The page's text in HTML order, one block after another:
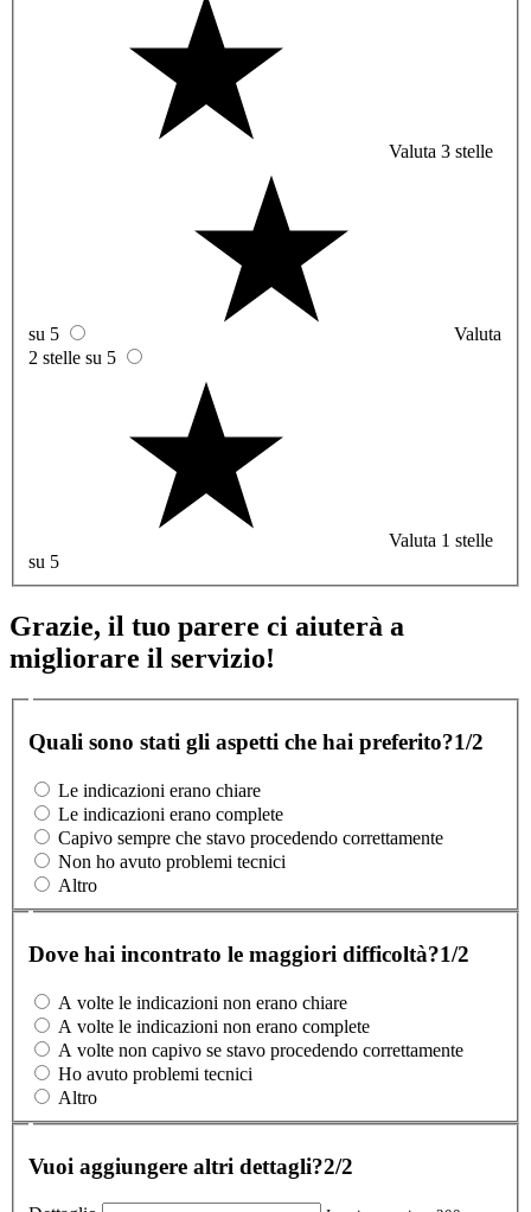
Valuta 3 stelle
su 5
Valuta
2 stelle su 5
Valuta 1 stelle
su 5
Grazie, il tuo parere ci aiuterà a
migliorare il servizio!
Quali sono stati gli aspetti che hai preferito?1/2
Le indicazioni erano chiare
Le indicazioni erano complete
Capivo sempre che stavo procedendo correttamente
Non ho avuto problemi tecnici
Altro
Dove hai incontrato le maggiori difficoltà?1/2
A volte le indicazioni non erano chiare
A volte le indicazioni non erano complete
A volte non capivo se stavo procedendo correttamente
Ho avuto problemi tecnici
Altro
Vuoi aggiungere altri dettagli?2/2